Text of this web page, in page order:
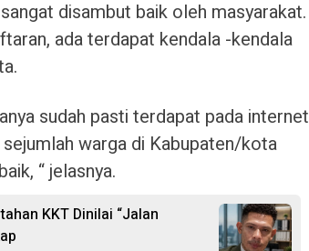
disambut baik oleh masyarakat.
ada terdapat kendala -kendala
sudah pasti terdapat pada internet
warga di Kabupaten/kota
“ jelasnya.
KKT Dinilai “Jalan